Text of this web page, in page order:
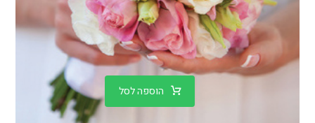
הוספה לסל